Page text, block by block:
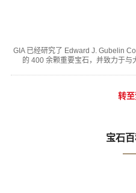
GIA 已经研究了 Edward J. Gubelin
的 400 余颗重要宝石，并致力于与
转
宝石